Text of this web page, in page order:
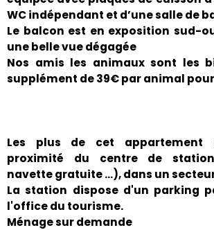
WC indépendant et d’une salle de
Le balcon est en exposition sud-
une belle vue dégagée
Nos amis les animaux sont les
supplément de 39€ par animal
Les plus de cet appartement
proximité du centre de
navette gratuite …), dans un
La station dispose d'un parking
l'office du tourisme.
Ménage sur demande